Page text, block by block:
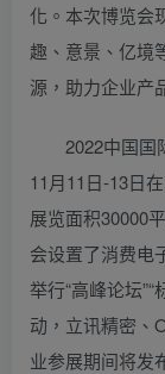
化。本次博览会
趣、意景、亿境
源，助力企业产
2022中国国际
11月11日-13日
展览面积30000
会设置了消费电
举行“高峰论坛
动，立讯精密、
业参展期间将发